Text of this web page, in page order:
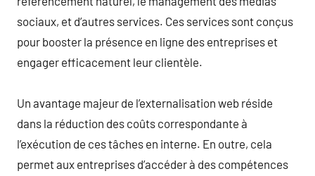
sociaux, et d’autres services. Ces services sont conçus
pour booster la présence en ligne des entreprises et
engager efficacement leur clientèle.
Un avantage majeur de l’externalisation web réside
dans la réduction des coûts correspondante à
l’exécution de ces tâches en interne. En outre, cela
permet aux entreprises d’accéder à des compétences